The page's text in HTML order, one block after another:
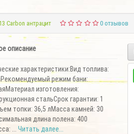
Carbon антрацит 0 отзывов
описание
характеристики:Вид топлива:
режим бани:
изготовления:
стальСрок гарантии: 1
топки: 36,5 лМасса камней: 30
длина полена: 400
...Читать далее...